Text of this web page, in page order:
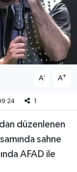
A- A+
1
düzenlenen
sahne
AFAD ile